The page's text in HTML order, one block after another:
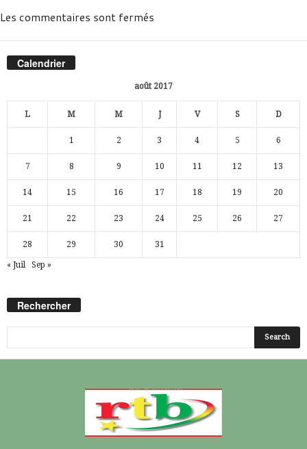
Les commentaires sont fermés
Calendrier
août 2017
L M M J V S D
1 2 3 4 5 6
7 8 9 10 11 12 13
14 15 16 17 18 19 20
21 22 23 24 25 26 27
28 29 30 31
« Juil Sep »
Rechercher